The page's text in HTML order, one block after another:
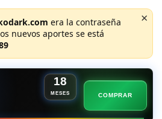
|
ENLACE
VIP
Contraseña:
Copiar
era la contraseña
nuevos aportes se está
×
18
MESES COMPRAR